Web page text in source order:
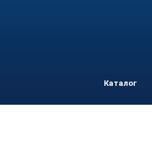
Каталог